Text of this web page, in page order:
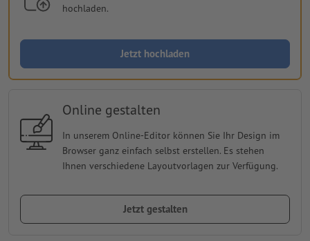
hochladen.
Jetzt hochladen
Online gestalten
In unserem Online-Editor können Sie Ihr Design im
Browser ganz einfach selbst erstellen. Es stehen
Ihnen verschiedene Layoutvorlagen zur Verfügung.
Jetzt gestalten